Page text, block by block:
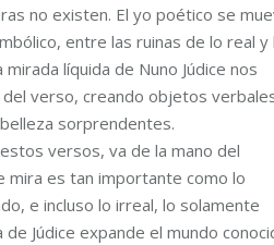
no existen. El yo poético se
entre las ruinas de lo real y
líquida de Nuno Júdice nos
verso, creando objetos
sorprendentes.
versos, va de la mano del
mira es tan importante como lo
e incluso lo irreal, lo solamente
Júdice expande el mundo